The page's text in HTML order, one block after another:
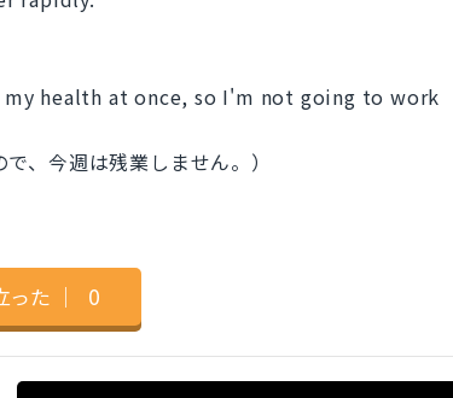
health at once, so I'm not going to work
、今週は残業しません。）
った ｜ 0